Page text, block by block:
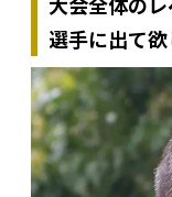
選手に出て欲